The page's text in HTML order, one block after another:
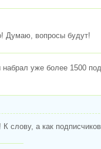
Думаю, вопросы будут!
уже более 1500
слову, а как